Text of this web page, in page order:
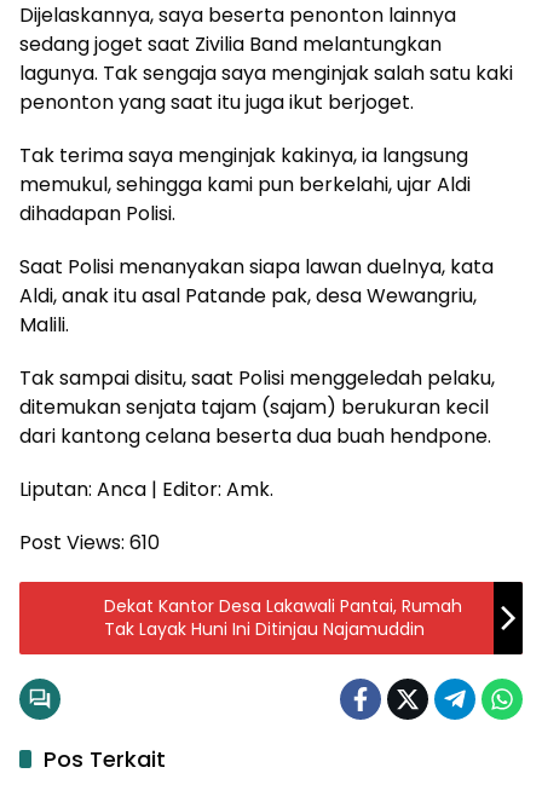
Dijelaskannya, saya beserta penonton lainnya
sedang joget saat Zivilia Band melantungkan
lagunya. Tak sengaja saya menginjak salah satu kaki
penonton yang saat itu juga ikut berjoget.
Tak terima saya menginjak kakinya, ia langsung
memukul, sehingga kami pun berkelahi, ujar Aldi
dihadapan Polisi.
Saat Polisi menanyakan siapa lawan duelnya, kata
Aldi, anak itu asal Patande pak, desa Wewangriu,
Malili.
Tak sampai disitu, saat Polisi menggeledah pelaku,
ditemukan senjata tajam (sajam) berukuran kecil
dari kantong celana beserta dua buah hendpone.
Liputan: Anca | Editor: Amk.
Post Views: 610
Dekat Kantor Desa Lakawali Pantai, Rumah
Tak Layak Huni Ini Ditinjau Najamuddin
Pos Terkait
Input Hukrim